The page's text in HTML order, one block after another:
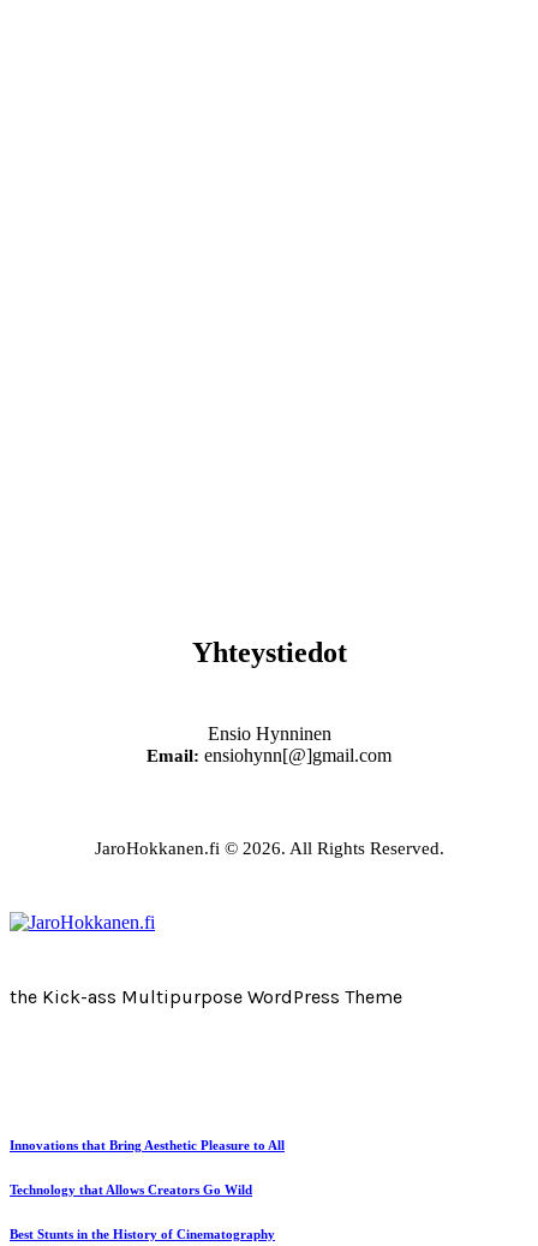
Yhteystiedot
Ensio Hynninen
Email: ensiohynn[@]gmail.com
JaroHokkanen.fi © 2026. All Rights Reserved.
the Kick-ass Multipurpose WordPress Theme
Innovations that Bring Aesthetic Pleasure to All
Technology that Allows Creators Go Wild
Best Stunts in the History of Cinematography